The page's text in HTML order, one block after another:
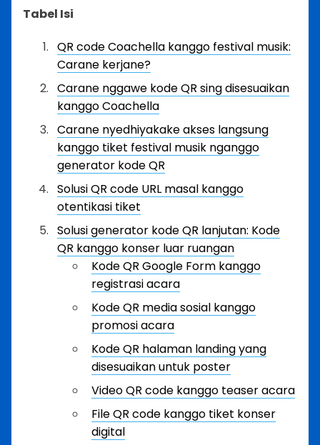
Tabel Isi
QR code Coachella kanggo festival musik:
Carane kerjane?
Carane nggawe kode QR sing disesuaikan
kanggo Coachella
Carane nyedhiyakake akses langsung
kanggo tiket festival musik nganggo
generator kode QR
Solusi QR code URL masal kanggo
otentikasi tiket
Solusi generator kode QR lanjutan: Kode
QR kanggo konser luar ruangan
Kode QR Google Form kanggo
registrasi acara
Kode QR media sosial kanggo
promosi acara
Kode QR halaman landing yang
disesuaikan untuk poster
Video QR code kanggo teaser acara
File QR code kanggo tiket konser
digital